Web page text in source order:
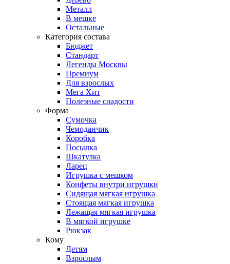
Металл
В мешке
Остальные
Категория состава
Бюджет
Стандарт
Легенды Москвы
Премиум
Для взрослых
Мега Хит
Полезные сладости
Форма
Сумочка
Чемоданчик
Коробка
Посылка
Шкатулка
Ларец
Игрушка с мешком
Конфеты внутри игрушки
Сидящая мягкая игрушка
Стоящая мягкая игрушка
Лежащая мягкая игрушка
В мягкой игрушке
Рюкзак
Кому
Детям
Взрослым